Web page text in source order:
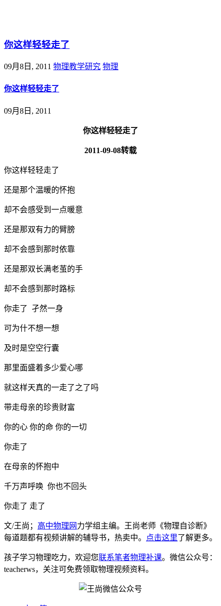
你这样轻轻走了
09月8日, 2011 物理教学研究 物理
你这样轻轻走了
09月8日, 2011
你这样轻轻走了
2011-09-08转载
你这样轻轻走了
还是那个温暖的怀抱
却不会感受到一点暖意
还是那双有力的臂膀
却不会感到那时依靠
还是那双长满老茧的手
却不会感到那时路标
你走了 孑然一身
可为什不想一想
及时是空空行囊
那里面盛着多少爱心哪
就这样天真的一走了之了吗
带走母亲的珍贵财富
你的心 你的命 你的一切
你走了
在母亲的怀抱中
千万声呼唤 你也不回头
你走了 走了
文/王尚； 高中物理网 力学组主编。王尚老师《物理自诊断》
每道题都有视频讲解的辅导书，热卖中。
点击这里了解更多。
孩子学习物理吃力，欢迎您联系笔者物理补课。微信公众号：
teacherws，关注可免费领取物理视频资料。